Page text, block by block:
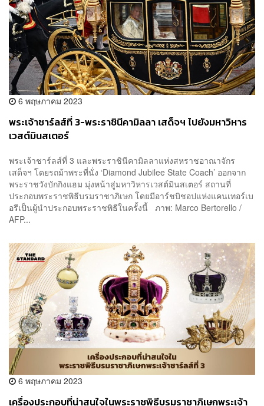
6 พฤษภาคม 2023
พระเจ้าชาร์ลส์ที่ 3-พระราชินีคามิลลา เสด็จฯ ไปยังมหาวิหาร
เวสต์มินสเตอร์
พระเจ้าชาร์ลส์ที่ 3 และพระราชินีคามิลลาแห่งสหราชอาณาจักร
เสด็จฯ โดยรถม้าพระที่นั่ง ‘Diamond Jubilee State Coach’ ออกจาก
พระราชวังบักกิงแฮม มุ่งหน้าสู่มหาวิหารเวสต์มินสเตอร์ สถานที่
ประกอบพระราชพิธีบรมราชาภิเษก โดยมีอาร์ชบิชอปแห่งแคนเทอร์เบ
อรีเป็นผู้นำประกอบพระราชพิธีในครั้งนี้ ภาพ: Marco Bertorello /
AFP...
6 พฤษภาคม 2023
เครื่องประกอบที่น่าสนใจในพระราชพิธีบรมราชาภิเษกพระเจ้า